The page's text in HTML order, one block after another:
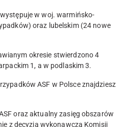
w woj. warmińsko-
oraz lubelskim (24 nowe
okresie stwierdzono4
1, a w podlaskim3.
ASF w Polsce znajdziesz
oraz aktualny zasięg obszarów
z decyzją wykonawczą Komisji